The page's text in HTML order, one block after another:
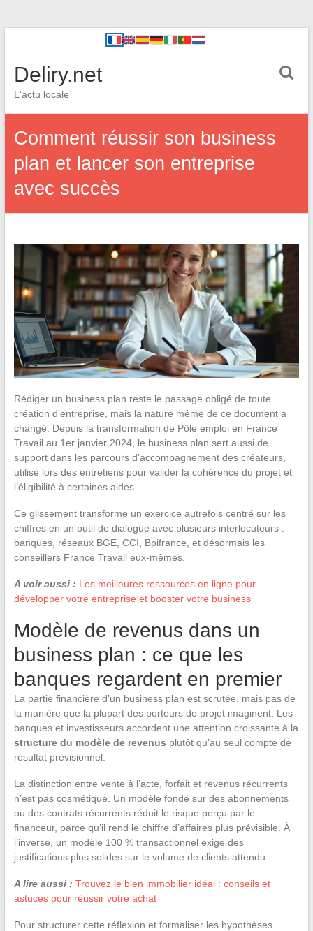
Deliry.net
L'actu locale
Comment réussir son business
plan et lancer son entreprise
avec succès
Rédiger un business plan reste le passage obligé de toute
création d’entreprise, mais la nature même de ce document a
changé. Depuis la transformation de Pôle emploi en France
Travail au 1er janvier 2024, le business plan sert aussi de
support dans les parcours d’accompagnement des créateurs,
utilisé lors des entretiens pour valider la cohérence du projet et
l’éligibilité à certaines aides.
Ce glissement transforme un exercice autrefois centré sur les
chiffres en un outil de dialogue avec plusieurs interlocuteurs :
banques, réseaux BGE, CCI, Bpifrance, et désormais les
conseillers France Travail eux-mêmes.
A voir aussi : Les meilleures ressources en ligne pour
développer votre entreprise et booster votre business
Modèle de revenus dans un
business plan : ce que les
banques regardent en premier
La partie financière d’un business plan est scrutée, mais pas de
la manière que la plupart des porteurs de projet imaginent. Les
banques et investisseurs accordent une attention croissante à la
structure du modèle de revenus plutôt qu’au seul compte de
résultat prévisionnel.
La distinction entre vente à l’acte, forfait et revenus récurrents
n’est pas cosmétique. Un modèle fondé sur des abonnements
ou des contrats récurrents réduit le risque perçu par le
financeur, parce qu’il rend le chiffre d’affaires plus prévisible. À
l’inverse, un modèle 100 % transactionnel exige des
justifications plus solides sur le volume de clients attendu.
A lire aussi : Trouvez le bien immobilier idéal : conseils et
astuces pour réussir votre achat
Pour structurer cette réflexion et formaliser les hypothèses